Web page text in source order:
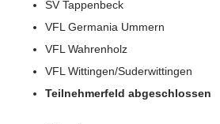
SV Tappenbeck
VFL Germania Ummern
VFL Wahrenholz
VFL Wittingen/Suderwittingen
Teilnehmerfeld abgeschlossen